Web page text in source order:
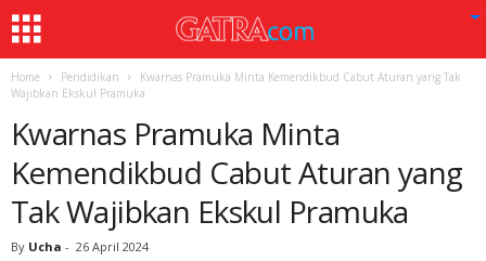
Home Pendidikan
Kwarnas Pramuka Minta Kemendikbud Cabut Aturan yang Tak
Wajibkan Ekskul Pramuka
Kwarnas Pramuka Minta
Kemendikbud Cabut Aturan yang
Tak Wajibkan Ekskul Pramuka
By Ucha - 26 April 2024